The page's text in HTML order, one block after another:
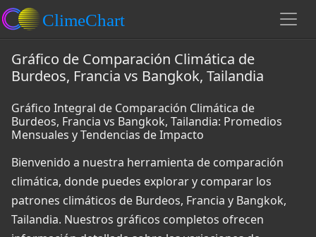
Gráfico de Comparación Climática de
Burdeos, Francia vs Bangkok, Tailandia
Gráfico Integral de Comparación Climática de
Burdeos, Francia vs Bangkok, Tailandia: Promedios
Mensuales y Tendencias de Impacto
Bienvenido a nuestra herramienta de comparación
climática, donde puedes explorar y comparar los
patrones climáticos de Burdeos, Francia y Bangkok,
Tailandia. Nuestros gráficos completos ofrecen